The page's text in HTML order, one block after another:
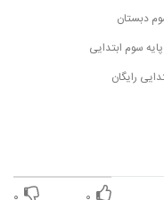
دبستان
سوم ابتدایی
رایگان